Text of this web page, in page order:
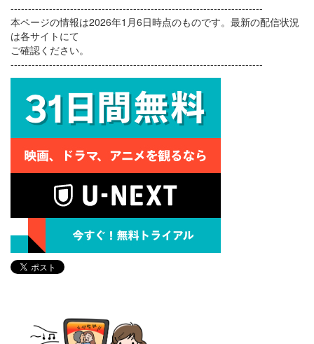
------------------------------------------------------------------------
本ページの情報は2026年1月6日時点のものです。最新の配信状況
は各サイトにて
ご確認ください。
------------------------------------------------------------------------